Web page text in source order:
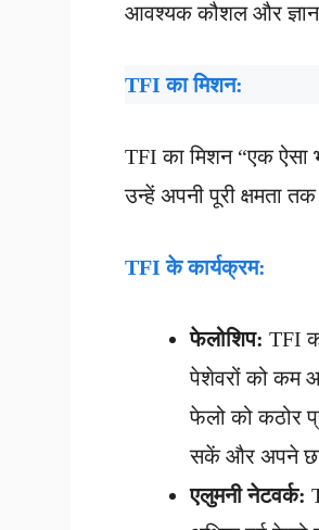
आवश्यक कौशल और ज्ञान
TFIका मिशन:
TFI का मिशन “एक ऐसा
उन्हें अपनी पूरी क्षमता
TFIके कार्यक्रम:
फेलोशिप: TFI
पेशेवरों को कम
फेलो को कठोर
सकें और अपने
एलुमनी नेटवर्क: